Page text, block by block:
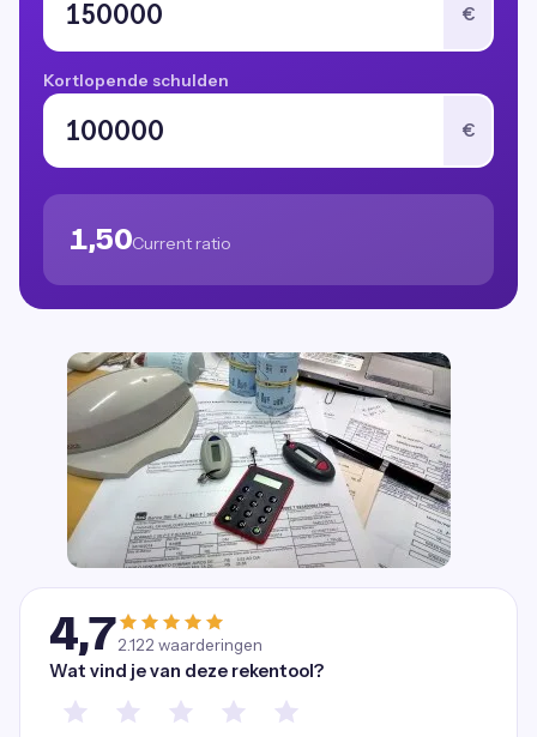
€
Kortlopende schulden
€
1,50Current ratio
4,72.122 waarderingen
Wat vind je van deze rekentool?